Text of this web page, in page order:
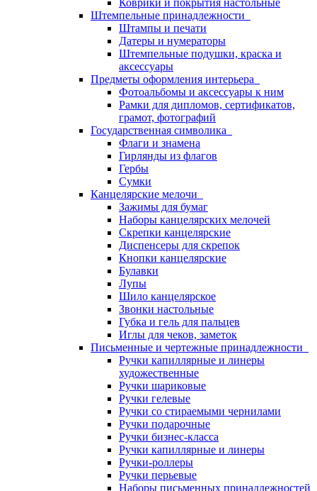
Коврики и покрытия настольные
Штемпельные принадлежности
Штампы и печати
Датеры и нумераторы
Штемпельные подушки, краска и
аксессуары
Предметы оформления интерьера
Фотоальбомы и аксессуары к ним
Рамки для дипломов, сертификатов,
грамот, фотографий
Государственная символика
Флаги и знамена
Гирлянды из флагов
Гербы
Сумки
Канцелярские мелочи
Зажимы для бумаг
Наборы канцелярских мелочей
Скрепки канцелярские
Диспенсеры для скрепок
Кнопки канцелярские
Булавки
Лупы
Шило канцелярское
Звонки настольные
Губка и гель для пальцев
Иглы для чеков, заметок
Письменные и чертежные принадлежности
Ручки капиллярные и линеры
художественные
Ручки шариковые
Ручки гелевые
Ручки со стираемыми чернилами
Ручки подарочные
Ручки бизнес-класса
Ручки капиллярные и линеры
Ручки-роллеры
Ручки перьевые
Наборы письменных принадлежностей